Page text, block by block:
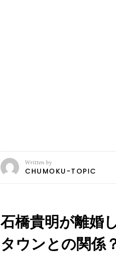
Written by
CHUMOKU-TOPIC
石橋貴明が離婚
タウンとの関係